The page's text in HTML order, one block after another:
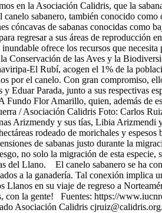
en la Asociación Calidris, que la
sabanero, también conocido
cóncavas de sabanas conocidas como
regresar a sus áreas de reproducción
ofrece los recursos que
Conservación de las Aves y la
El Rubí, acogen el 1% de la
por el canelo. Con gran compromiso,
Eduar Parada, junto a sus respectivas
Flor Amarillo, quien, además de
/ Asociación Calidris Foto: Carlos
Arizmendy y sus tías, Libia Arizmendi
rodeado de morichales y
de sabanas justo durante la
no solo la migración de esta
del Llano. El canelo sabanero se ha
a la ganadería. Tal conexión implica
Llanos en su viaje de regreso a
con la gente! Fuentes: https://
Asociación Calidris